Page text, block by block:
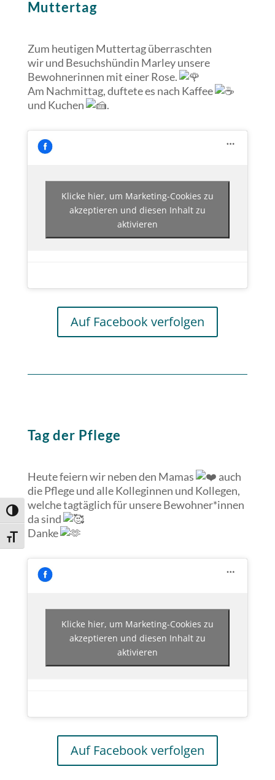
Umschalten auf hohe Kontraste
Schrift vergrößern
Muttertag
Zum heutigen Muttertag überraschten
wir und Besuchshündin Marley unsere
Bewohnerinnen mit einer Rose.
Am Nachmittag, duftete es nach Kaffee
und Kuchen
.
Klicke hier, um Marketing-Cookies zu
akzeptieren und diesen Inhalt zu
aktivieren
Auf Facebook verfolgen
Tag der Pflege
Heute feiern wir neben den Mamas
auch
die Pflege und alle Kolleginnen und Kollegen,
welche tagtäglich für unsere Bewohner*innen
da sind
Danke
Klicke hier, um Marketing-Cookies zu
akzeptieren und diesen Inhalt zu
aktivieren
Auf Facebook verfolgen